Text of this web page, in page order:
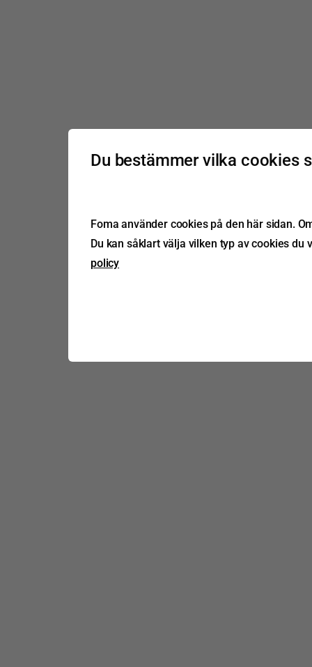
Du bestämmer vilka cookies
Foma använder cookies på den här sidan.
Du kan såklart välja vilken typ av cookies
policy